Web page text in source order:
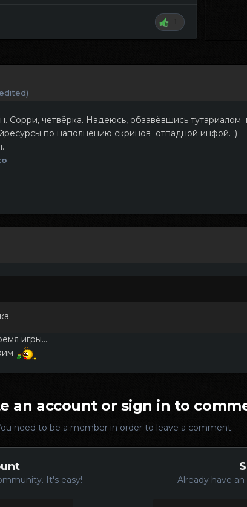
1
Сорри, четвёрка. Надеюсь, обзавёвшись
по наполнению скринов отпадной инфой. ;)
игры....
an account or sign in to
need to be a member in order to leave a comment
It's easy! Already have